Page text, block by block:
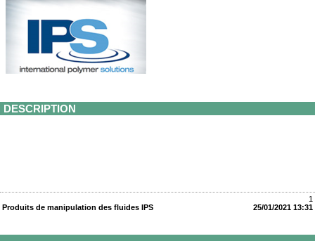
DESCRIPTION
1
25/01/2021 13:31
Produits de manipulation des fluides IPS